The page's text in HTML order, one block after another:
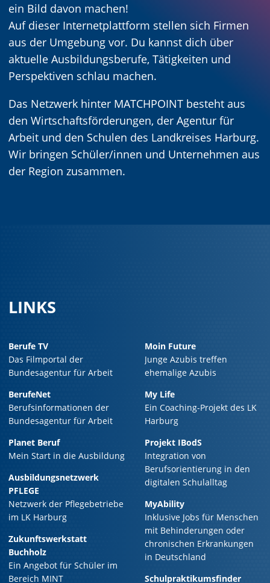
ein Bild davon machen!
Auf dieser Internetplattform stellen sich Firmen
aus der Umgebung vor. Du kannst dich über
aktuelle Ausbildungsberufe, Tätigkeiten und
Perspektiven schlau machen.
Das Netzwerk hinter MATCHPOINT besteht aus
den Wirtschaftsförderungen, der Agentur für
Arbeit und den Schulen des Landkreises Harburg.
Wir bringen Schüler/innen und Unternehmen aus
der Region zusammen.
LINKS
Berufe TV
Das Filmportal der
Bundesagentur für Arbeit
BerufeNet
Berufsinformationen der
Bundesagentur für Arbeit
Planet Beruf
Mein Start in die Ausbildung
Ausbildungsnetzwerk
PFLEGE
Netzwerk der Pflegebetriebe
im LK Harburg
Zukunftswerkstatt
Buchholz
Ein Angebot für Schüler im
Bereich MINT
Moin Future
Junge Azubis treffen
ehemalige Azubis
My Life
Ein Coaching-Projekt des LK
Harburg
Projekt IBodS
Integration von
Berufsorientierung in den
digitalen Schulalltag
MyAbility
Inklusive Jobs für Menschen
mit Behinderungen oder
chronischen Erkrankungen
in Deutschland
Schulpraktikumsfinder